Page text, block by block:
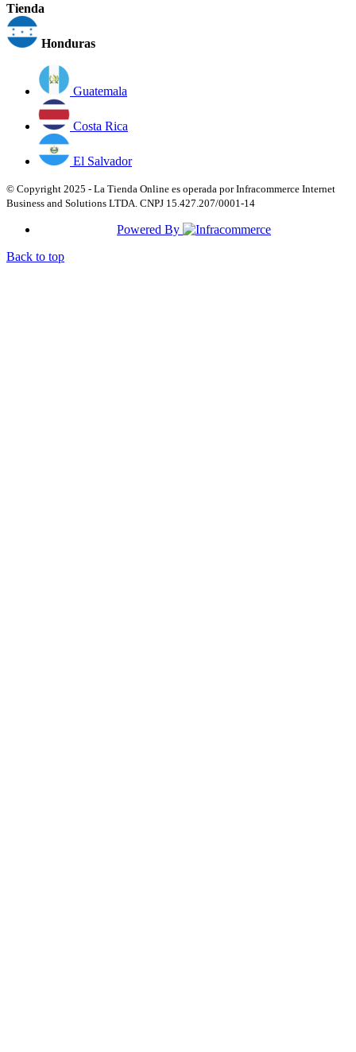
Tienda
Honduras
Guatemala
Costa Rica
El Salvador
© Copyright 2025 - La Tienda Online es operada por Infracommerce Internet
Business and Solutions LTDA. CNPJ 15.427.207/0001-14
Powered By
Back to top